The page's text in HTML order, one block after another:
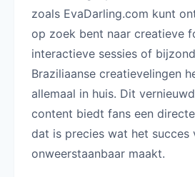
zoals EvaDarling.com kunt
op zoek bent naar creatieve
interactieve sessies of
Braziliaanse creatievelingen
allemaal in huis. Dit
content biedt fans een
dat is precies wat het succes
onweerstaanbaar maakt.